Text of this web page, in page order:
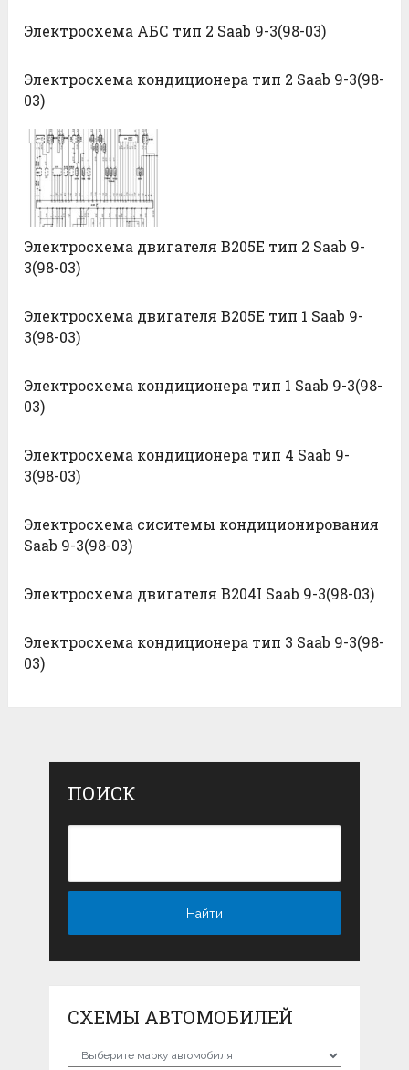
Электросхема АБС тип 2 Saab 9-3(98-03)
Электросхема кондиционера тип 2 Saab 9-3(98-
03)
Электросхема двигателя B205E тип 2 Saab 9-
3(98-03)
Электросхема двигателя B205E тип 1 Saab 9-
3(98-03)
Электросхема кондиционера тип 1 Saab 9-3(98-
03)
Электросхема кондиционера тип 4 Saab 9-
3(98-03)
Электросхема сиситемы кондиционирования
Saab 9-3(98-03)
Электросхема двигателя B204I Saab 9-3(98-03)
Электросхема кондиционера тип 3 Saab 9-3(98-
03)
ПОИСК
СХЕМЫ АВТОМОБИЛЕЙ
Схемы